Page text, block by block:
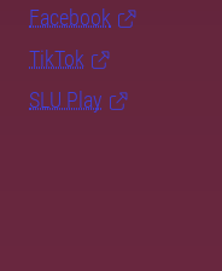
Facebook
TikTok
SLU Play